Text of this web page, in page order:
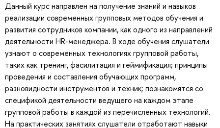
Данный курс направлен на получение знаний и навыков
реализации современных групповых методов обучения и
развития сотрудников компании, как одного из направлений
деятельности HR-менеджера. В ходе обучения слушатели
узнают о современных технологиях групповой работы,
таких как тренинг, фасилитация и геймификация; принципы
проведения и составления обучающих программ,
разновидности инструментов и техник; познакомятся со
спецификой деятельности ведущего на каждом этапе
групповой работы в каждой из перечисленных технологий.
На практических занятиях слушатели отработают навыки